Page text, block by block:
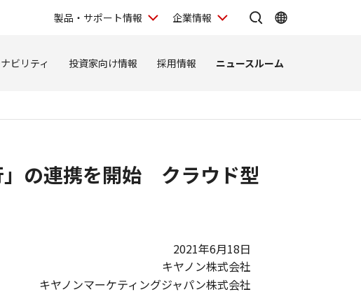
製品・サポート情報 企業情報
ビリティ 投資家向け情報 採用情報 ニュースルーム
」の連携を開始 クラウド型
2021年6月18日
キヤノン株式会社
キヤノンマーケティングジャパン株式会社